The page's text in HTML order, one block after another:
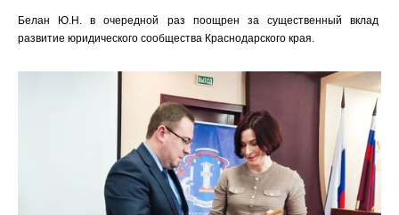
Белан Ю.Н. в очередной раз поощрен за существенный вклад
развитие юридического сообщества Краснодарского края.